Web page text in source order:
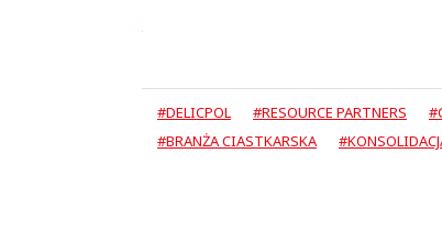
#DELICPOL #RESOURCE PARTNERS
#BRANŻA CIASTKARSKA